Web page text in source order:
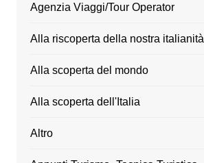
Agenzia Viaggi/Tour Operator
Alla riscoperta della nostra italianità
Alla scoperta del mondo
Alla scoperta dell'Italia
Altro